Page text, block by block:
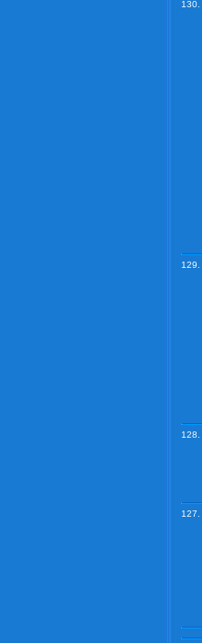
130.
129.
128.
127.